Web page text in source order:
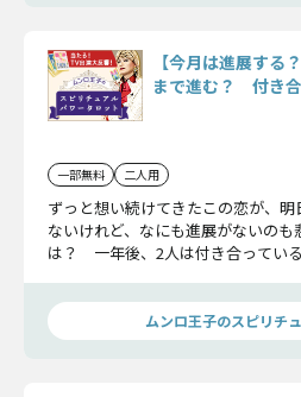
【今月は進展する
まで進む？ 付き
一部無料 二人用
ずっと想い続けてきたこの恋が、
ないけれど、なにも進展がないの
は？ 一年後、2人は付き合ってい
ムンロ王子のスピリチ